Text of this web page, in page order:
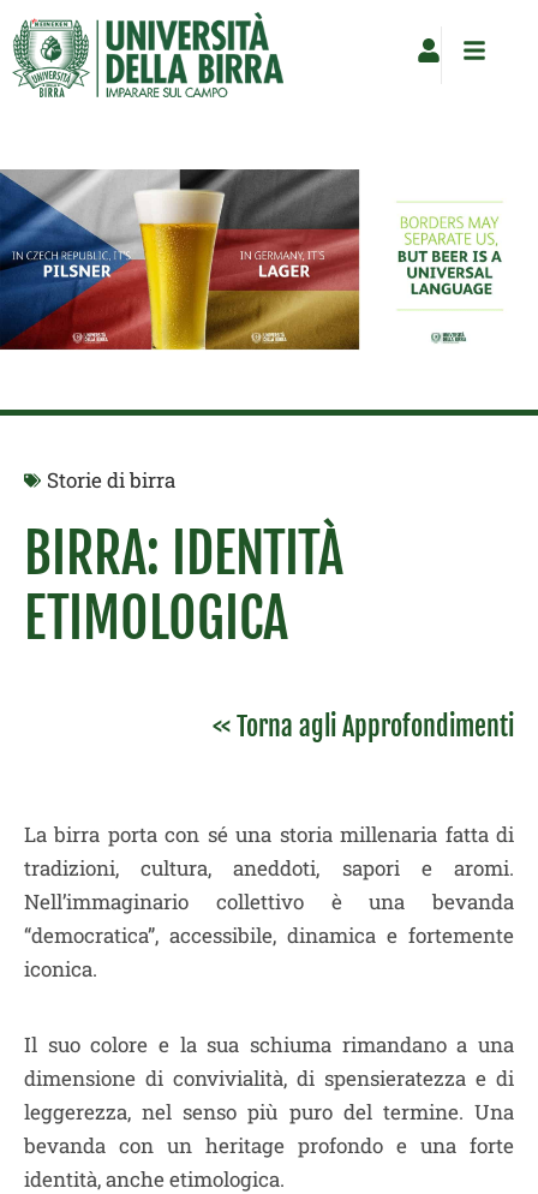
Vai
al
contenuto
Storie di birra
BIRRA: IDENTITÀ
ETIMOLOGICA
<< Torna agli Approfondimenti
La birra porta con sé una storia millenaria fatta di
tradizioni, cultura, aneddoti, sapori e aromi.
Nell’immaginario collettivo è una bevanda
“democratica”, accessibile, dinamica e fortemente
iconica.
Il suo colore e la sua schiuma rimandano a una
dimensione di convivialità, di spensieratezza e di
leggerezza, nel senso più puro del termine. Una
bevanda con un heritage profondo e una forte
identità, anche etimologica.